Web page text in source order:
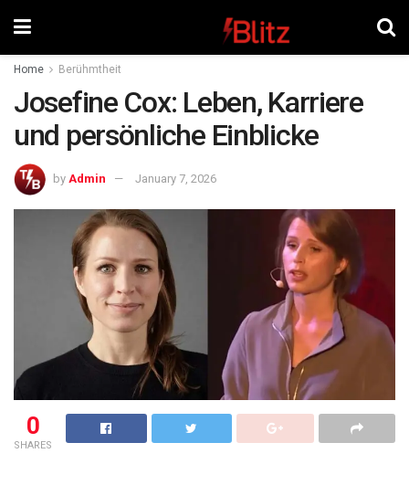
Home Berühmtheit
Josefine Cox: Leben, Karriere
und persönliche Einblicke
by Admin January 7, 2026
0
SHARES